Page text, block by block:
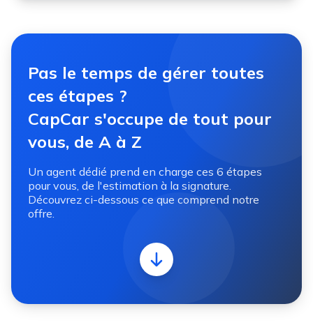
Pas le temps de gérer toutes
ces étapes ?
CapCar s'occupe de tout pour
vous, de A à Z
Un agent dédié prend en charge ces 6 étapes
pour vous, de l'estimation à la signature.
Découvrez ci-dessous ce que comprend notre
offre.